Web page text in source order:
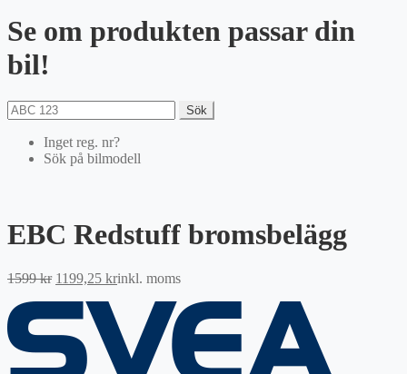
Se om produkten passar din
bil!
Sök
Inget reg. nr?
Sök på bilmodell
EBC Redstuff bromsbelägg
1599kr Det
1599 kr.
1199,25 krDet
är:
1199,25 kr.
inkl. moms